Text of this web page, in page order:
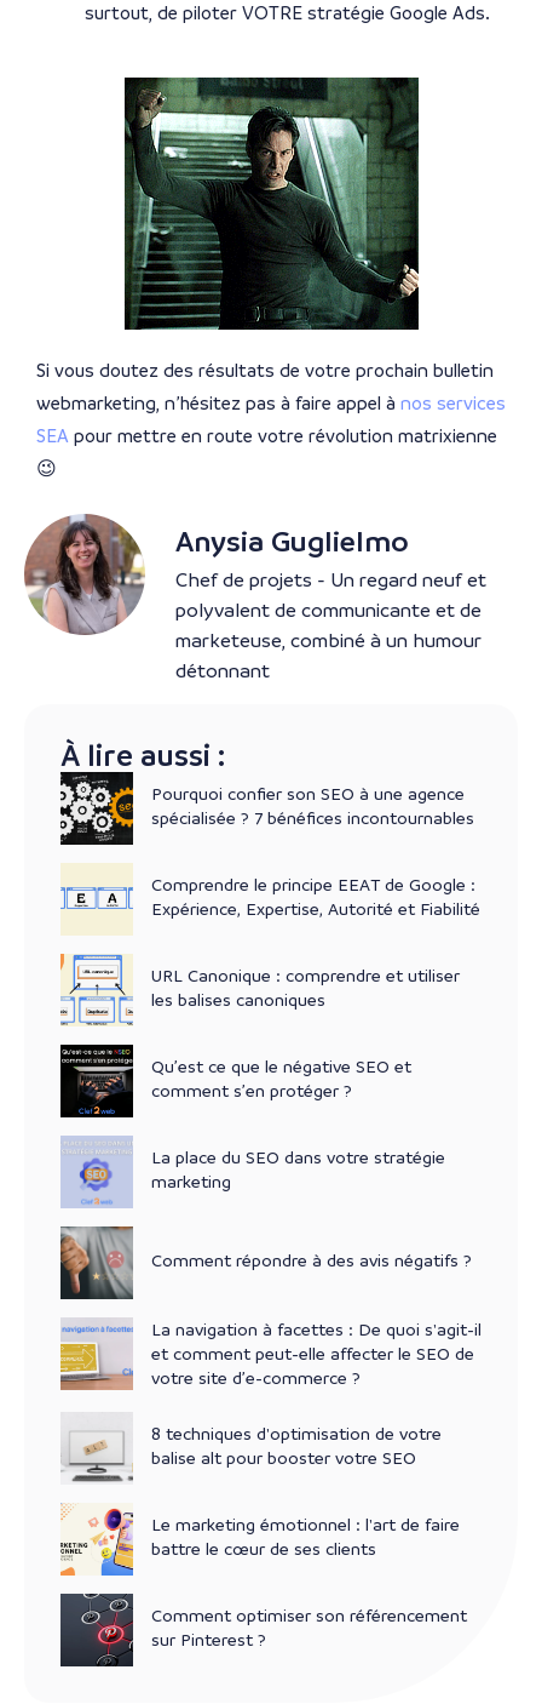
surtout, de piloter VOTRE stratégie Google Ads.
Si vous doutez des résultats de votre prochain bulletin
webmarketing, n’hésitez pas à faire appel à nos services
SEA pour mettre en route votre révolution matrixienne
😉
Anysia Guglielmo
Chef de projets - Un regard neuf et
polyvalent de communicante et de
marketeuse, combiné à un humour
détonnant
À lire aussi :
Pourquoi confier son SEO à une agence
spécialisée ? 7 bénéfices incontournables
Comprendre le principe EEAT de Google :
Expérience, Expertise, Autorité et Fiabilité
URL Canonique : comprendre et utiliser
les balises canoniques
Qu’est ce que le négative SEO et
comment s’en protéger ?
La place du SEO dans votre stratégie
marketing
Comment répondre à des avis négatifs ?
La navigation à facettes : De quoi s'agit-il
et comment peut-elle affecter le SEO de
votre site d’e-commerce ?
8 techniques d'optimisation de votre
balise alt pour booster votre SEO
Le marketing émotionnel : l'art de faire
battre le cœur de ses clients
Comment optimiser son référencement
sur Pinterest ?